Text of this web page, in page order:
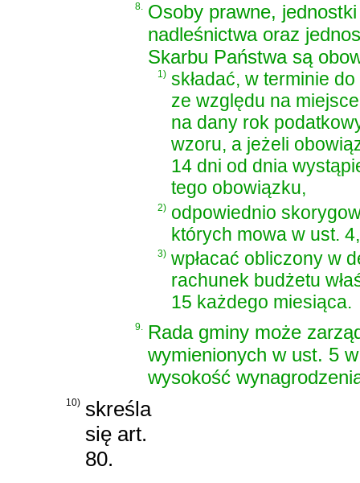
8. Osoby prawne,
nadleśnictwa oraz
Skarbu Państwa są
1) składać, w terminie
ze względu na
na dany rok
wzoru, a jeżeli
14 dni od dnia
tego obowiązku,
2) odpowiednio
których mowa w ust.
3) wpłacać obliczony w
rachunek budżetu
15 każdego miesiąca.
9. Rada gminy może
wymienionych w ust. 5
wysokość
10) skreśla
się art.
80.